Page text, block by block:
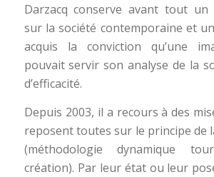
Darzacq conserve avant tout un
sur la société contemporaine et
acquis la conviction qu’une
pouvait servir son analyse de la
d’efficacité.
Depuis 2003, il a recours à des
reposent toutes sur le principe de
(méthodologie dynamique
création). Par leur état ou leur